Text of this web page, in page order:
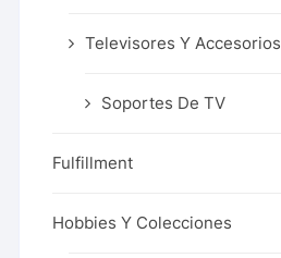
Televisores Y Accesorios
Soportes De TV
Fulfillment
Hobbies Y Colecciones